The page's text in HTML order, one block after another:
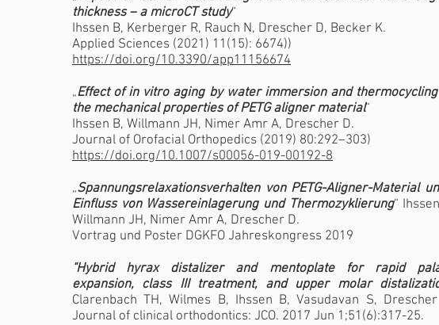
thickness – a microCT study“
Ihssen B, Kerberger R, Rauch N, Drescher D, Becker K.
Applied Sciences (2021) 11(15): 6674))
https://doi.org/10.3390/app11156674
„Effect of in vitro aging by water immersion and
the mechanical properties of PETG aligner material“
Ihssen B, Willmann JH, Nimer Amr A, Drescher D.
Journal of Orofacial Orthopedics (2019) 80:292–303)
https://doi.org/10.1007/s00056-019-00192-8
„Spannungsrelaxationsverhalten von PETG-Aligner-Material
Einfluss von Wassereinlagerung und Thermozyklierung“
Willmann JH, Nimer Amr A, Drescher D.
Vortrag und Poster DGKFO Jahreskongress 2019
"Hybrid hyrax distalizer and mentoplate for rapid
expansion, class III treatment, and upper molar
Clarenbach TH, Wilmes B, Ihssen B, Vasudavan S,
Journal of clinical orthodontics: JCO. 2017 Jun 1;51(6):317-25.